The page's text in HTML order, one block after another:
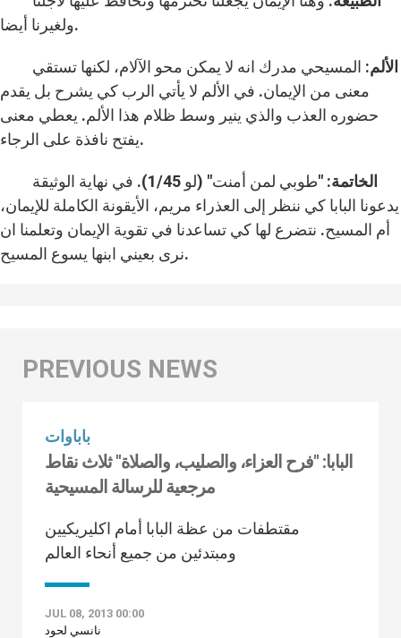
ولغيرنا أيضا.
الألم: المسيحي مدرك انه لا يمكن محو الآلام، لكنها تستقي
معنى من الإيمان. في الألم لا يأتي الرب كي يشرح بل يقدم
حضوره العذب والذي ينير وسط ظلام هذا الألم. يعطي معنى
يفتح نافذة على الرجاء.
الخاتمة:
"طوبي لمن أمنت" (لو 1/45). في نهاية الوثيقة
يدعونا البابا كي ننظر إلى العذراء مريم، الأيقونة الكاملة للإيمان،
أم المسيح. نتضرع لها كي تساعدنا في تقوية الإيمان وتعلمنا ان
نرى بعيني ابنها يسوع المسيح.
باباوات
البابا: "فرح العزاء، والصليب، والصلاة" ثلاث نقاط
مرجعية للرسالة المسيحية
مقتطفات من عظة البابا أمام اكليريكيين
ومبتدئين من جميع أنحاء العالم
JUL 08, 2013 00:00
نانسي لحود